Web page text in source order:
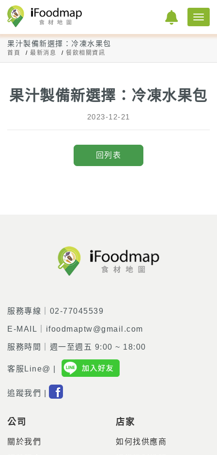
果汁製備新選擇：冷凍水果包
首頁 最新消息 餐飲相關資訊
果汁製備新選擇：冷凍水果包
2023-12-21
回列表
服務專線｜02-77045539
E-MAIL｜ifoodmaptw@gmail.com
服務時間｜週一至週五 9:00 ~ 18:00
客服Line@ |
追蹤我們 |
公司
關於我們
店家
如何找供應商